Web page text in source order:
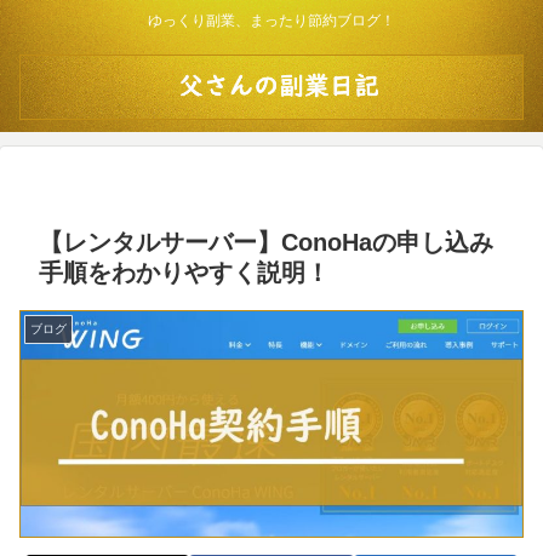
ゆっくり副業、まったり節約ブログ！
【レンタルサーバー】ConoHaの申し込み
手順をわかりやすく説明！
ブログ